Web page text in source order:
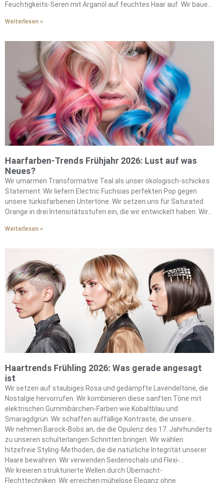
Feuchtigkeits-Seren mit Arganöl auf feuchtes Haar auf. Wir bauen
machen wöchentliche Kopfhaut-Peelings, um
statt Hitzestyling, um die natürliche Feuchtigkeit zu bewahren. Wir
verwenden Vor-Färbung-Pflegemasken vor saisonalen
Farbveränderungen. Wir stärken unsere Strähnen durch
Tiefenpflegebehandlungen. Wir bekämpfen Frizz mit ölbasierten
Schutzbarrieren. Wir erhalten die Haargesundheit durch
konsequente feuchtigkeitsbewahrende Praktiken.
Weiterlesen »
Haarfarben-Trends Frühjahr 2026: Lust auf was
Neues?
Wir umarmen Transformative Teal als unser ökologisch-schickes
Statement. Wir liefern Electric Fuchsias perfekten Pop gegen
unsere türkisfarbenen Untertöne. Wir setzen uns für Saturated
Orange in drei Intensitätsstufen ein, die wir entwickelt haben. Wir
Formulierungen. Wir inspirieren Vintage-Ästhetik mit unseren
unsere futuristischen Metallics voran. Wir drücken chromatischen
Optimismus in unseren Farbpaletten aus. Wir verbinden uns durch
warme Töne, die wir perfektioniert haben. Wir mischen sanfte
Brauntöne mit unseren charakteristischen Techniken. Wir
integrieren gedämpfte Pinktöne in unsere saisonalen Angebote.
Wir entwickeln nachhaltige Formulierungen für unsere bewussten
Kunden. Wir setzen strategische Peekaboo-Highlights, die wir
gemeistert haben. Wir machen Experimentieren durch unsere
Methoden zugänglich. Wir verwandeln bindungsscheue Coloristen
mit unseren Ansätzen. Wir führen die Bewegung jenseits
vorhersehbarer Highlights an.
Weiterlesen »
Haartrends Frühling 2026: Was gerade angesagt
ist
Wir setzen auf staubiges Rosa und gedämpfte Lavendeltöne, die
Nostalgie hervorrufen. Wir kombinieren diese sanften Töne mit
elektrischen Gummibärchen-Farben wie Kobaltblau und
Smaragdgrün. Wir schaffen auffällige Kontraste, die unsere
Frühlings-Ästhetik definieren.
Wir nehmen Barock-Bobs an, die die Opulenz des 17. Jahrhunderts
zu unseren schulterlangen Schnitten bringen. Wir wählen
hitzefreie Styling-Methoden, die die natürliche Integrität unserer
Haare bewahren. Wir verwenden Seidenschals und Flexi-
Lockenwickler als unsere wichtigsten Styling-Tools.
Wir kreieren strukturierte Wellen durch Übernacht-
Flechttechniken. Wir erreichen mühelose Eleganz ohne